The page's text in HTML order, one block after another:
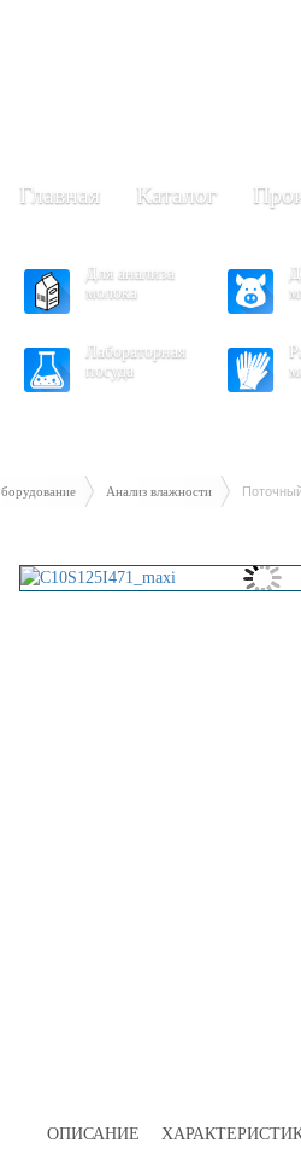
Главная Каталог
Для анализа
молока
Лабораторная
посуда
Анализ влажности
ОПИСАНИЕ